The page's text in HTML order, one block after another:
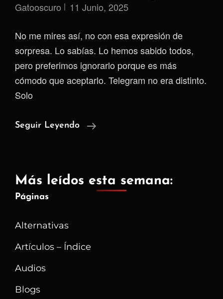
Gatooscuro 11 Junio, 2025
No me mires así, no con esa expresión de
sorpresa. Lo sabías. Lo hemos sabido todos,
pero preferimos ignorarlo porque es más
cómodo que aceptarlo. Telegram no era distinto.
Solo
Seguir Leyendo
Telegram,
En
Más leídos esta semana:
Páginas
Alternativas
Artículos – Índice
Audios
Blogs